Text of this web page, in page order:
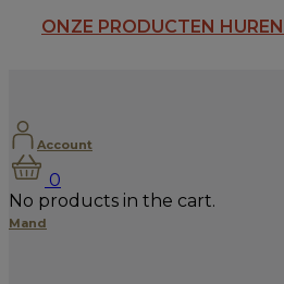
ONZE PRODUCTEN HUREN
Account
0
No products in the cart.
Mand